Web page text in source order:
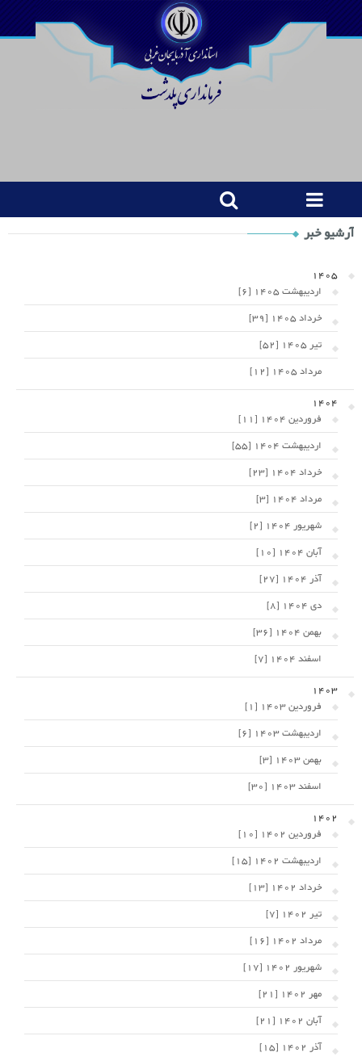
Shop
Category
Widget
آرشیو خبر
1405
اردیبهشت 1405 [6]
خرداد 1405 [39]
تیر 1405 [52]
مرداد 1405 [12]
1404
فروردین 1404 [11]
اردیبهشت 1404 [55]
خرداد 1404 [23]
مرداد 1404 [3]
شهریور 1404 [2]
آبان 1404 [10]
آذر 1404 [27]
دی 1404 [8]
بهمن 1404 [36]
اسفند 1404 [7]
1403
فروردین 1403 [1]
اردیبهشت 1403 [6]
بهمن 1403 [3]
اسفند 1403 [30]
1402
فروردین 1402 [10]
اردیبهشت 1402 [15]
خرداد 1402 [13]
تیر 1402 [7]
مرداد 1402 [16]
شهریور 1402 [17]
مهر 1402 [21]
آبان 1402 [21]
آذر 1402 [15]